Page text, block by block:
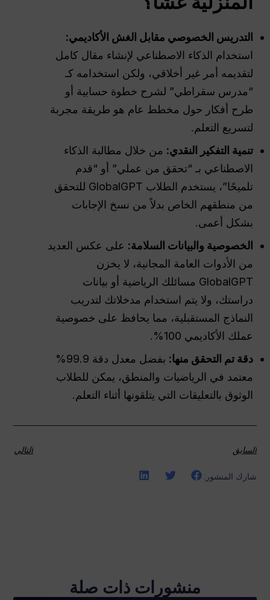
التدريس الخصوصي مقابل الغش الأكاديمي:
استخدام الذكاء الاصطناعي لإنشاء مقال كامل
لتقديمه أمر غير أخلاقي، ولكن استخدامه كـ
“مدرس سقراطي” لشرح خطوة حسابية أو
طرح أفكار حول مخطط عام هو طريقة مجربة
لتسريع التعلم.
تنمية التفكير النقدي: من خلال مطالبة الذكاء
الاصطناعي بـ “تحقق من عملي” أو “قدم
تلميحًا”، يستخدم الطلاب GlobalGPT للتحقق
من منطقهم الخاص بدلاً من نسخ الإجابات
بشكل أعمى.
الخصوصية والبيانات السلامة: على عكس العديد
من الأدوات العامة المجانية، لا يخزن
GlobalGPT مسائلك الرياضية أو بيانات
دراستك، ولا يتم استخدام مدخلاتك لتدريب
النماذج المستقبلية، مما يحافظ على خصوصية
عملك الأكاديمي 100%.
دقة تم التحقق منها:
بفضل معدل دقة 99.9%
معتمد في الرياضيات والمنطق، يمكن للطلاب
الوثوق بالتعليقات التي يتلقونها أثناء التعلم.
السابق التالي
شارك المنشور:
منشورات ذات صلة